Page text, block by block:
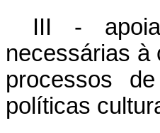
III -
necessárias à
processos
políticas